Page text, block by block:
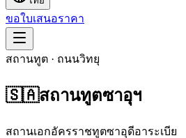
ขอใบเสนอราคา
สถานทูต · ถนนวิทยุ
🇸🇦สถานทูตซาอุฯ
สถานเอกอัครราชทูตซาอุดีอาระเบีย